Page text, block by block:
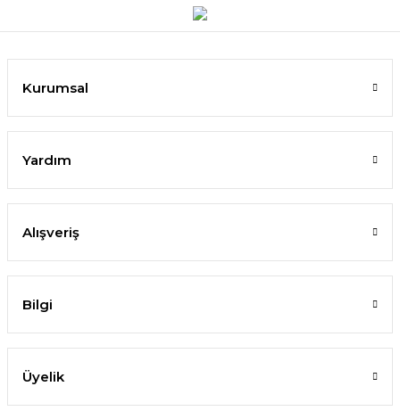
Kurumsal
Yardım
Alışveriş
Bilgi
Üyelik